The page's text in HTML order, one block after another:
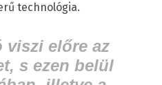
technológia.
viszi előre az
s ezen belül